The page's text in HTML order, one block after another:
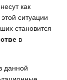
как
ситуации
становится
в
данной